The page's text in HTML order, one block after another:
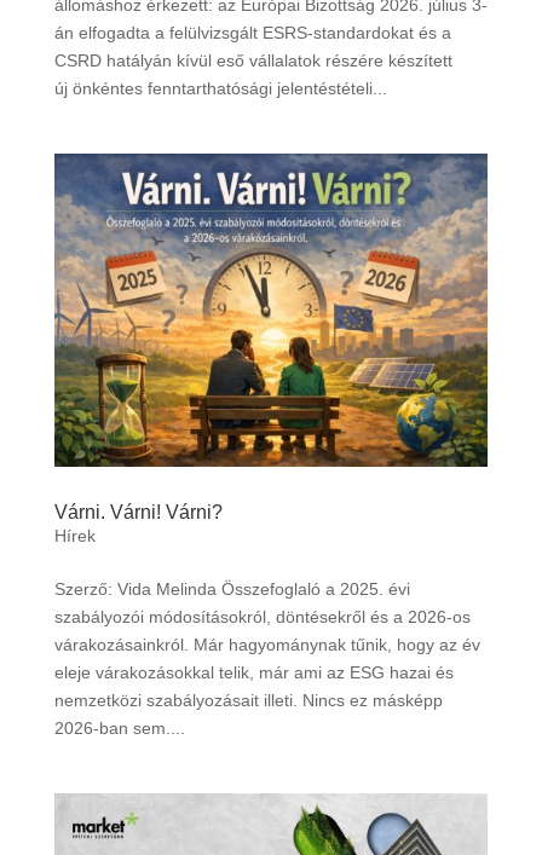
állomáshoz érkezett: az Európai Bizottság 2026. július 3-
án elfogadta a felülvizsgált ESRS-standardokat és a
CSRD hatályán kívül eső vállalatok részére készített
új önkéntes fenntarthatósági jelentéstételi...
Várni. Várni! Várni?
Hírek
Szerző: Vida Melinda Összefoglaló a 2025. évi
szabályozói módosításokról, döntésekről és a 2026-os
várakozásainkról. Már hagyománynak tűnik, hogy az év
eleje várakozásokkal telik, már ami az ESG hazai és
nemzetközi szabályozásait illeti. Nincs ez másképp
2026-ban sem....